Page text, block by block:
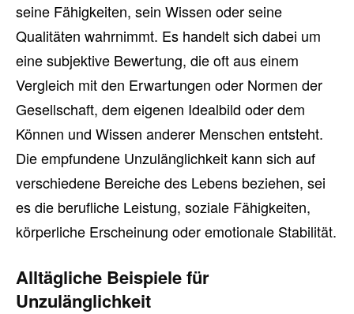
seine Fähigkeiten, sein Wissen oder seine
Qualitäten wahrnimmt. Es handelt sich dabei um
eine subjektive Bewertung, die oft aus einem
Vergleich mit den Erwartungen oder Normen der
Gesellschaft, dem eigenen Idealbild oder dem
Können und Wissen anderer Menschen entsteht.
Die empfundene Unzulänglichkeit kann sich auf
verschiedene Bereiche des Lebens beziehen, sei
es die berufliche Leistung, soziale Fähigkeiten,
körperliche Erscheinung oder emotionale Stabilität.
Alltägliche Beispiele für
Unzulänglichkeit